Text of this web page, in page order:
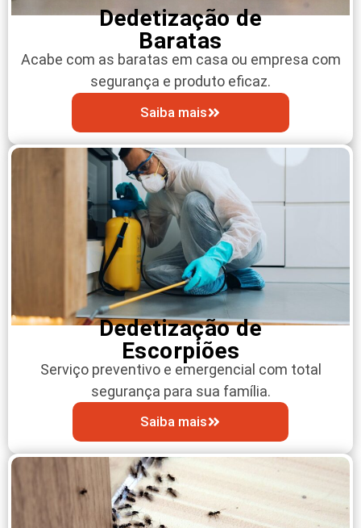
Dedetização de
Baratas
Acabe com as baratas em casa ou empresa com
segurança e produto eficaz.
Saiba mais
Dedetização de
Escorpiões
Serviço preventivo e emergencial com total
segurança para sua família.
Saiba mais